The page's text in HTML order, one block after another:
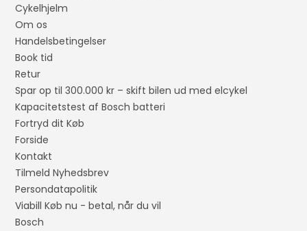
Cykelhjelm
Om os
Handelsbetingelser
Book tid
Retur
Spar op til 300.000 kr – skift bilen ud med elcykel
Kapacitetstest af Bosch batteri
Fortryd dit Køb
Forside
Kontakt
Tilmeld Nyhedsbrev
Persondatapolitik
Viabill Køb nu - betal, når du vil
Bosch